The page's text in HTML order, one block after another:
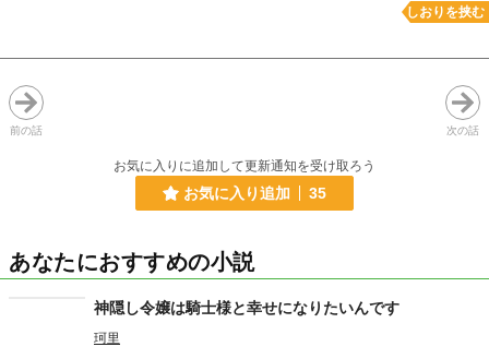
しおりを挟む
前の話 次の話
お気に入りに追加して更新通知を受け取ろう
お気に入り追加 35
あなたにおすすめの小説
神隠し令嬢は騎士様と幸せになりたいんです
珂里